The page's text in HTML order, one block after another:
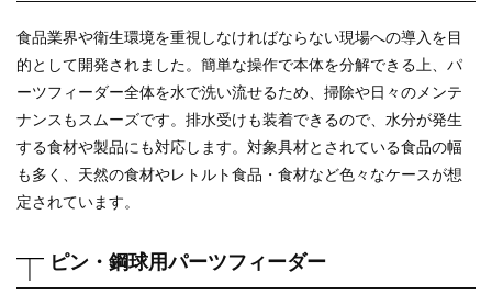
食品業界や衛生環境を重視しなければならない現場への導入を目
的として開発されました。簡単な操作で本体を分解できる上、パ
ーツフィーダー全体を水で洗い流せるため、掃除や日々のメンテ
ナンスもスムーズです。排水受けも装着できるので、水分が発生
する食材や製品にも対応します。対象具材とされている食品の幅
も多く、天然の食材やレトルト食品・食材など色々なケースが想
定されています。
ピン・鋼球用パーツフィーダー